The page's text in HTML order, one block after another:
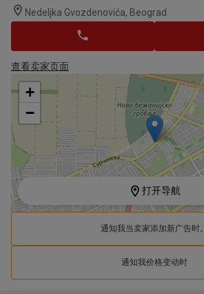
Nedeljka Gvozdenovića, Beograd
查看卖家页面
+
−
打开导航
通知我当卖家添加新广告时。
通知我价格变动时